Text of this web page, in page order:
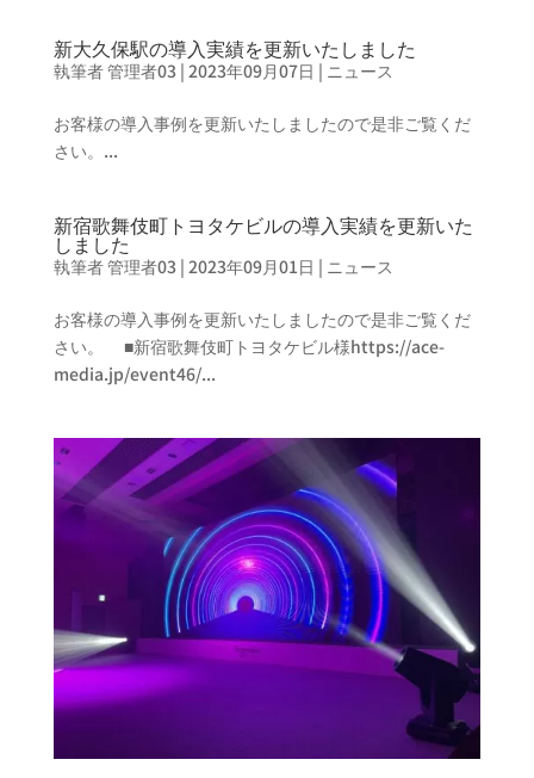
新大久保駅の導入実績を更新いたしました
執筆者管理者03| 2023年09月07日 | ニュース
お客様の導入事例を更新いたしましたので是非ご覧くだ
さい。...
新宿歌舞伎町トヨタケビルの導入実績を更新いた
しました
執筆者管理者03| 2023年09月01日 | ニュース
お客様の導入事例を更新いたしましたので是非ご覧くだ
さい。 ■新宿歌舞伎町トヨタケビル様https://ace-
media.jp/event46/...